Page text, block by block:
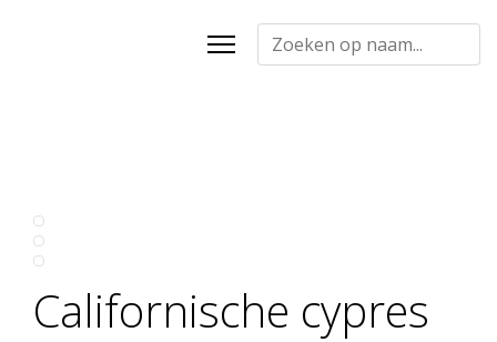
Californische cypres